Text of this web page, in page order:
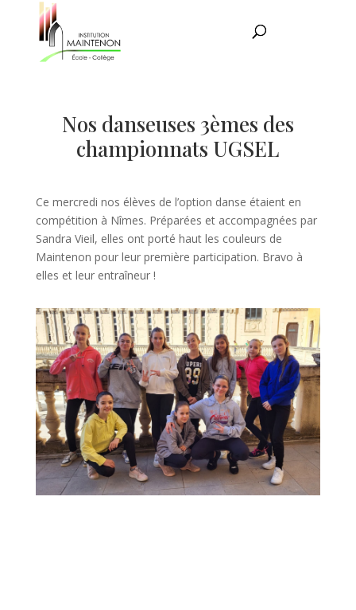
Nos danseuses 3èmes des
championnats UGSEL
Ce mercredi nos élèves de l’option danse étaient en
compétition à Nîmes. Préparées et accompagnées par
Sandra Vieil, elles ont porté haut les couleurs de
Maintenon pour leur première participation. Bravo à
elles et leur entraîneur !